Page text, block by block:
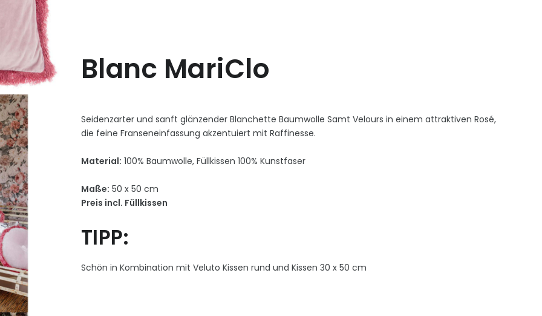
Blanc MariClo
Seidenzarter und sanft glänzender Blanchette Baumwolle Samt Velours in einem attraktiven Rosé,
die feine Franseneinfassung akzentuiert mit Raffinesse.
Material: 100% Baumwolle, Füllkissen 100% Kunstfaser
Maße: 50 x 50 cm
Preis incl. Füllkissen
TIPP:
Schön in Kombination mit Veluto Kissen rund und Kissen 30 x 50 cm